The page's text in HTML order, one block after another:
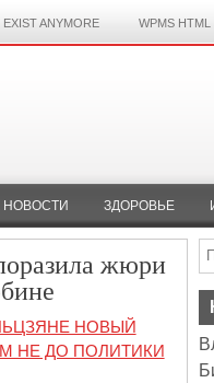
ANYMORE WPMS HTML
ЗДОРОВЬЕ
жюри
НОВЫЙ
НЕ ДО ПОЛИТИКИ